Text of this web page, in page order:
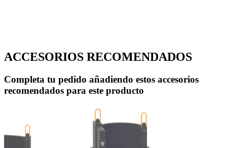
ACCESORIOS RECOMENDADOS
Completa tu pedido añadiendo estos accesorios
recomendados para este producto